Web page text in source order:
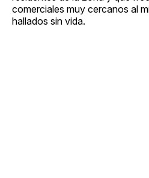
comerciales muy cercanos al
hallados sin vida.